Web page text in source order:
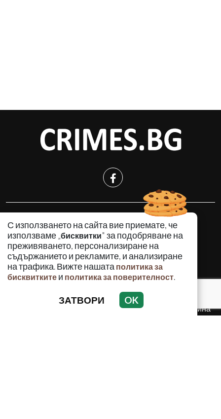
С използването на сайта вие приемате, че
използваме „бисквитки" за подобряване на
преживяването, персонализиране на
съдържанието и рекламите, и анализиране
на трафика. Вижте нашата политика за
бисквитките и политика за поверителност.
ЗАТВОРИ OK
КРИМИНАЛНО
ИНЦИДЕНТИ
АНАЛИЗИ
ПО СВЕТА
ВОДЕЩИ ТЕМИ
Използването и публикуването на част или цялото
съдържание на Crimes.BG без разрешение на Медийна